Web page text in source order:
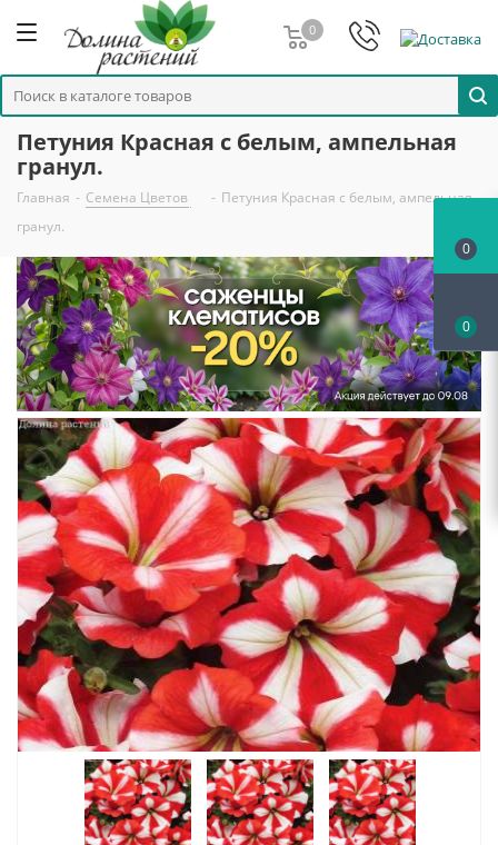
0
Петуния Красная с белым, ампельная
гранул.
Главная - Семена Цветов - Петуния Красная с белым, ампельная
гранул.
0
0